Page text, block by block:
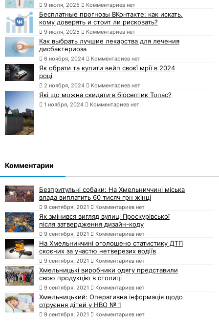
9 июля, 2025 Комментариев нет
Бесплатные прогнозы ВКонтакте: как искать,
кому доверять и стоит ли рисковать?
9 июля, 2025 Комментариев нет
Как выбрать лучшие лекарства для лечения
дисбактериоза
6 ноября, 2024 Комментариев нет
Як обрати та купити вейп своєї мрії в 2024
році
2 ноября, 2024 Комментариев нет
Які що можна скидати в біосептик Топас?
1 ноября, 2024 Комментариев нет
Комментарии
Безпритульні собаки: На Хмельниччині міська
влада виплатить 60 тисяч грн жінці
9 сентября, 2021 Комментариев нет
Як змінився вигляд вулиці Проскурівської
після затвердження дизайн-коду
9 сентября, 2021 Комментариев нет
На Хмельниччині оголошено статистику ДТП
скоєних за участю нетверезих водіїв
9 сентября, 2021 Комментариев нет
Хмельницькі виробники одягу представили
свою продукцію в столиці
9 сентября, 2021 Комментариев нет
Хмельницький: Оперативна інформація щодо
отруєння дітей у НВО № 1
9 сентября, 2021 Комментариев нет